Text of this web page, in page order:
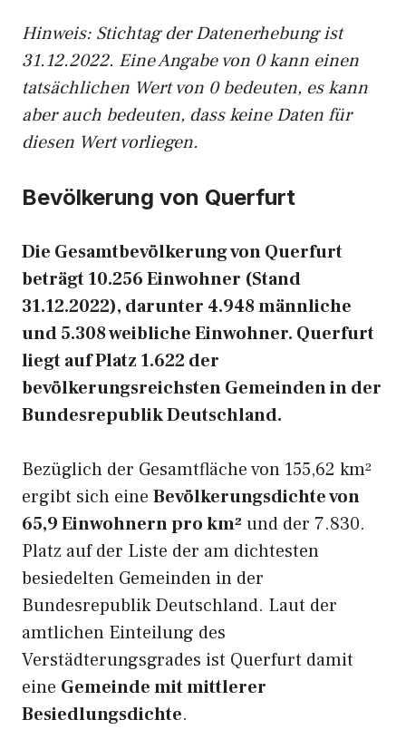
Hinweis: Stichtag der Datenerhebung ist
31.12.2022. Eine Angabe von 0 kann einen
tatsächlichen Wert von 0 bedeuten, es kann
aber auch bedeuten, dass keine Daten für
diesen Wert vorliegen.
Bevölkerung von Querfurt
Die Gesamtbevölkerung von Querfurt
beträgt 10.256 Einwohner (Stand
31.12.2022), darunter 4.948 männliche
und 5.308 weibliche Einwohner. Querfurt
liegt auf Platz 1.622 der
bevölkerungsreichsten Gemeinden in der
Bundesrepublik Deutschland.
Bezüglich der Gesamtfläche von 155,62 km²
ergibt sich eine Bevölkerungsdichte von
65,9 Einwohnern pro km² und der 7.830.
Platz auf der Liste der am dichtesten
besiedelten Gemeinden in der
Bundesrepublik Deutschland. Laut der
amtlichen Einteilung des
Verstädterungsgrades ist Querfurt damit
eine Gemeinde mit mittlerer
Besiedlungsdichte.